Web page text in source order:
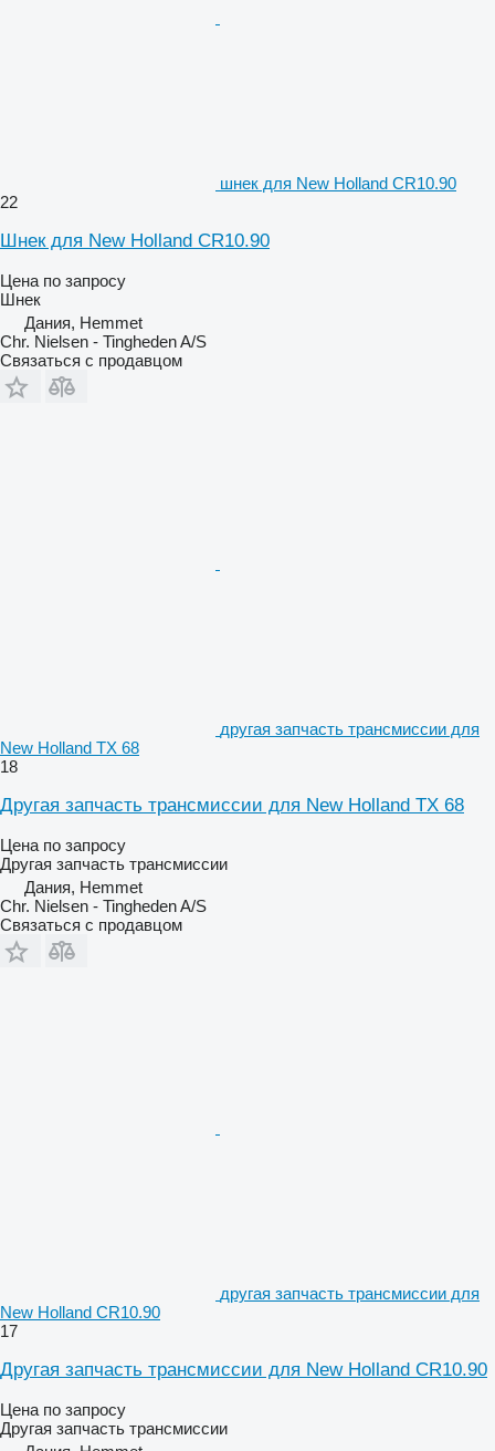
шнек для New Holland CR10.90
22
Шнек для New Holland CR10.90
Цена по запросу
Шнек
Дания, Hemmet
Chr. Nielsen - Tingheden A/S
Связаться с продавцом
другая запчасть трансмиссии для
New Holland TX 68
18
Другая запчасть трансмиссии для New Holland TX 68
Цена по запросу
Другая запчасть трансмиссии
Дания, Hemmet
Chr. Nielsen - Tingheden A/S
Связаться с продавцом
другая запчасть трансмиссии для
New Holland CR10.90
17
Другая запчасть трансмиссии для New Holland CR10.90
Цена по запросу
Другая запчасть трансмиссии